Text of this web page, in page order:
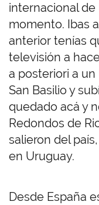
internacional
momento. Ibas
anterior tenías
televisión a
a posteriori a
San Basilio y
quedado acá y
Redondos de
salieron del
en Uruguay.
Desde España